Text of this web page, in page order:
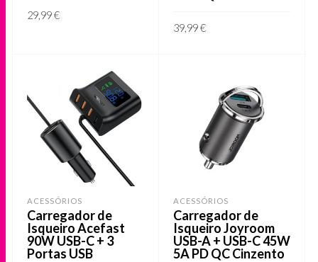
29,99€
39,99€
ACESSÓRIOS
Carregador de
Isqueiro Acefast
90W USB-C + 3
Portas USB
ACESSÓRIOS
Carregador de
Isqueiro Joyroom
USB-A + USB-C 45W
5A PD QC Cinzento